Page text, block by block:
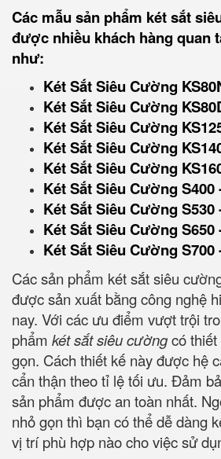
Các mẫu sản phẩm két sắt
được nhiều khách hàng quan
như:
Két Sắt Siêu Cường
Két Sắt Siêu Cường
Két Sắt Siêu Cường
Két Sắt Siêu Cường
Két Sắt Siêu Cường
Két Sắt Siêu Cường S400
Két Sắt Siêu Cường S530
Két Sắt Siêu Cường S650
Két Sắt Siêu Cường S700
Các sản phẩm két sắt siêu
được sản xuất bằng công nghệ
nay. Với các ưu điểm vượt trội
phẩm két sắt siêu cườngcó thiết
gọn. Cách thiết kế này được hệ
cẩn thận theo tỉ lệ tối ưu. Đảm
sản phẩm được an toàn nhất.
nhỏ gọn thì bạn có thể dễ dàng
vị trí phù hợp nào cho việc sử